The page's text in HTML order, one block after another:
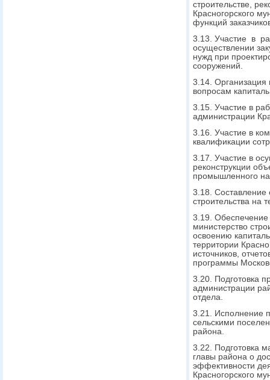
строительстве,
Красногорского
функций
3.13. Участие в
осуществлении
нужд при
сооружений.
3.14. Организация
вопросам
3.15. Участие в
администрации
3.16. Участие в
квалификации
3.17. Участие в
реконструкции
промышленного
3.18. Составление
строительства на
3.19. Обеспечение
министерство
освоению
территории
источников,
программы
3.20. Подготовка
администрации
отдела.
3.21. Исполнение
сельскими
района.
3.22. Подготовка
главы района о
эффективности
Красногорского